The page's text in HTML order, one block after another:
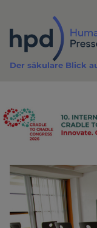
Inhalt
Der säkulare Blick
Advertising